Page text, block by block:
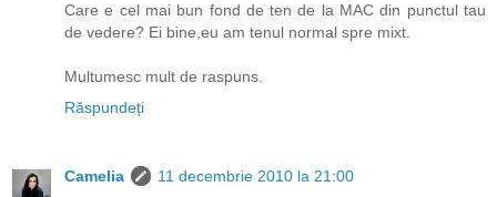
Care e cel mai bun fond de ten de la MAC din punctul tau
de vedere? Ei bine,eu am tenul normal spre mixt.
Multumesc mult de raspuns.
Răspundeți
Camelia
11 decembrie 2010 la 21:00